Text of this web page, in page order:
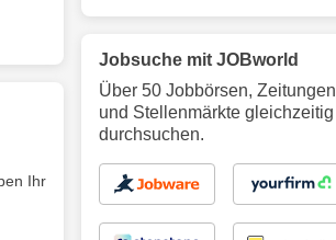
Ihr
Jobsuche mit JOBworld
Über 50 Jobbörsen, Zeitungen
und Stellenmärkte gleichzeitig
durchsuchen.